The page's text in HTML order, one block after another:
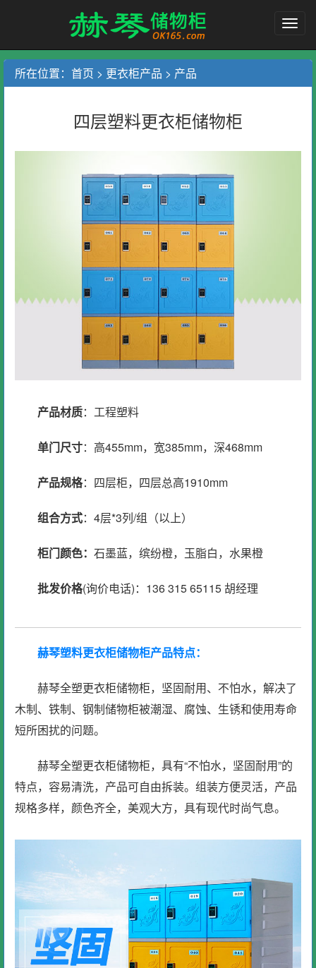
赫
塑
柜
所在位置： 首页 > 更衣柜产品 > 产品
四层塑料更衣柜储物柜
产品材质：工程塑料
单门尺寸：高455mm，宽385mm，深468mm
产品规格：四层柜，四层总高1910mm
组合方式：4层*3列/组（以上）
柜门颜色： 石墨蓝，缤纷橙，玉脂白，水果橙
批发价格(询价电话)：136 315 65115 胡经理
赫琴塑料更衣柜储物柜产品特点：
赫琴全塑更衣柜储物柜，坚固耐用、不怕水，解决了
木制、铁制、钢制储物柜被潮湿、腐蚀、生锈和使用寿命
短所困扰的问题。
赫琴全塑更衣柜储物柜，具有“不怕水，坚固耐用”的
特点，容易清洗，产品可自由拆装。组装方便灵活，产品
规格多样，颜色齐全，美观大方，具有现代时尚气息。